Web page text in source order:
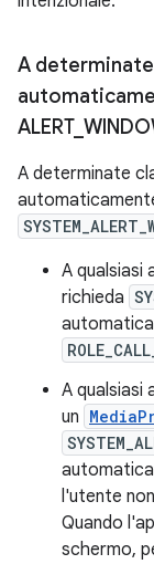
A
ALERT_
A determinate
A qualsiasi
richieda
A qualsiasi
un
l'utente
Quando
schermo,